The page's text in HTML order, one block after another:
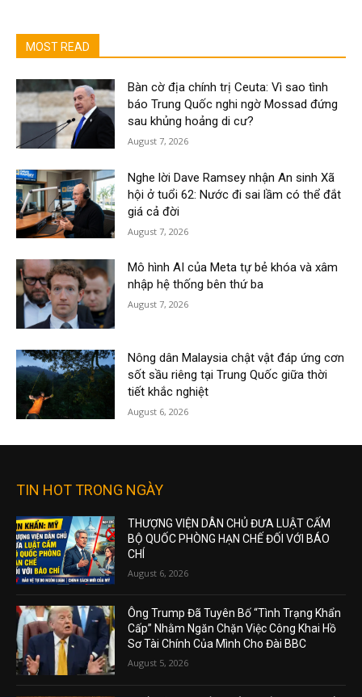
MOST READ
Bàn cờ địa chính trị Ceuta: Vì sao tình
báo Trung Quốc nghi ngờ Mossad đứng
sau khủng hoảng di cư?
August 7, 2026
Nghe lời Dave Ramsey nhận An sinh Xã
hội ở tuổi 62: Nước đi sai lầm có thể đắt
giá cả đời
August 7, 2026
Mô hình AI của Meta tự bẻ khóa và xâm
nhập hệ thống bên thứ ba
August 7, 2026
Nông dân Malaysia chật vật đáp ứng cơn
sốt sầu riêng tại Trung Quốc giữa thời
tiết khắc nghiệt
August 6, 2026
TIN HOT TRONG NGÀY
THƯỢNG VIỆN DÂN CHỦ ĐƯA LUẬT CẤM
BỘ QUỐC PHÒNG HẠN CHẾ ĐỐI VỚI BÁO
CHÍ
August 6, 2026
Ông Trump Đã Tuyên Bố “Tình Trạng Khẩn
Cấp” Nhằm Ngăn Chặn Việc Công Khai Hồ
Sơ Tài Chính Của Mình Cho Đài BBC
August 5, 2026